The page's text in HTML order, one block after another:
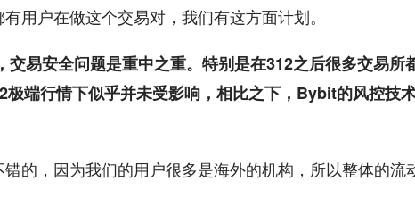
用户在做这个交易对，我们有这方面计划。
易安全问题是重中之重。特别是在312之后很多交易所
端行情下似乎并未受影响，相比之下，Bybit的风控技
的，因为我们的用户很多是海外的机构，所以整体的流